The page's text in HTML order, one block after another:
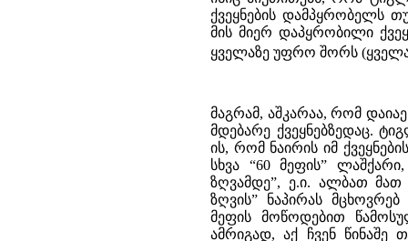
ქვეყნების დამპყრობელს
მის მიერ დაპყრობილი
ყველაზე უფრო შორს
მაგრამ, აშკარაა, რომ
მდებარე ქვეყნებზედაც.
ის, რომ ნაირის იმ
სხვა “60 მეფის”
ზღვამდე”, ე.ი. ალბათ მათ
ზღვის” ნაპირას
მეფის მოწოდებით
ამრიგად, აქ ჩვენ წინაშე